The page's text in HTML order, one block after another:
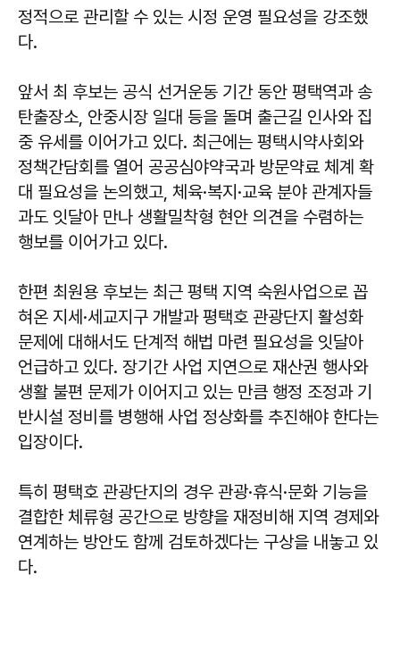
정적으로 관리할 수 있는 시정 운영 필요성을 강조했
다.
앞서 최 후보는 공식 선거운동 기간 동안 평택역과 송
탄출장소, 안중시장 일대 등을 돌며 출근길 인사와 집
중 유세를 이어가고 있다. 최근에는 평택시약사회와
정책간담회를 열어 공공심야약국과 방문약료 체계 확
대 필요성을 논의했고, 체육·복지·교육 분야 관계자들
과도 잇달아 만나 생활밀착형 현안 의견을 수렴하는
행보를 이어가고 있다.
한편 최원용 후보는 최근 평택 지역 숙원사업으로 꼽
혀온 지세·세교지구 개발과 평택호 관광단지 활성화
문제에 대해서도 단계적 해법 마련 필요성을 잇달아
언급하고 있다. 장기간 사업 지연으로 재산권 행사와
생활 불편 문제가 이어지고 있는 만큼 행정 조정과 기
반시설 정비를 병행해 사업 정상화를 추진해야 한다는
입장이다.
특히 평택호 관광단지의 경우 관광·휴식·문화 기능을
결합한 체류형 공간으로 방향을 재정비해 지역 경제와
연계하는 방안도 함께 검토하겠다는 구상을 내놓고 있
다.